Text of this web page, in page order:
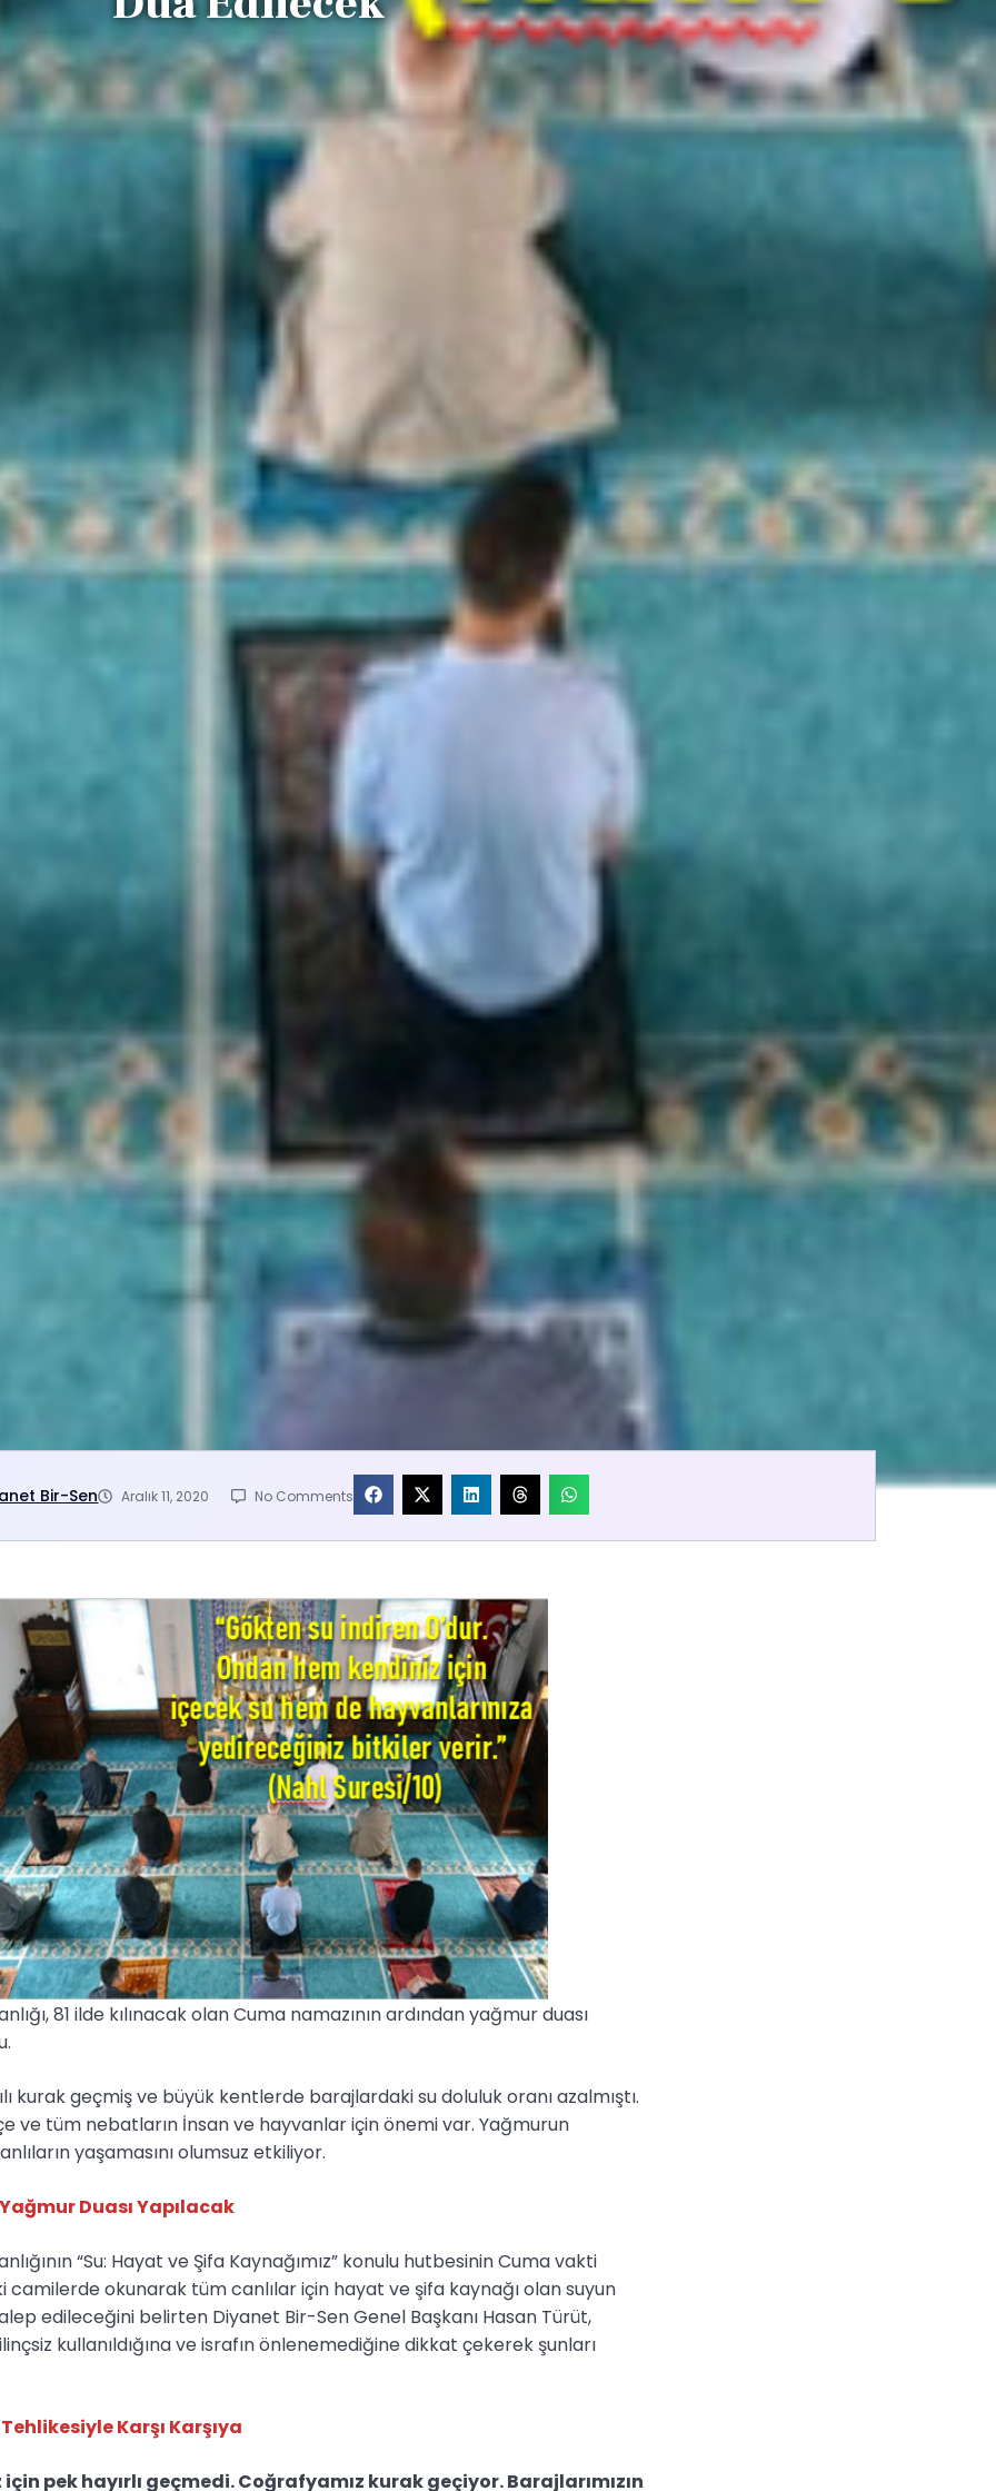
Bir-Sen Aralık 11, 2020 No Comments
81 ilde kılınacak olan Cuma namazının ardından yağmur duası
kurak geçmiş ve büyük kentlerde barajlardaki su doluluk oranı azalmıştı.
ve tüm nebatların İnsan ve hayvanlar için önemi var. Yağmurun
yaşamasını olumsuz etkiliyor.
Duası Yapılacak
“Su: Hayat ve Şifa Kaynağımız” konulu hutbesinin Cuma vakti
camilerde okunarak tüm canlılar için hayat ve şifa kaynağı olan suyun
edileceğini belirten Diyanet Bir-Sen Genel Başkanı Hasan Türüt,
kullanıldığına ve israfın önlenemediğine dikkat çekerek şunları
Karşı Karşıya
için pek hayırlı geçmedi. Coğrafyamız kurak geçiyor. Barajlarımızın